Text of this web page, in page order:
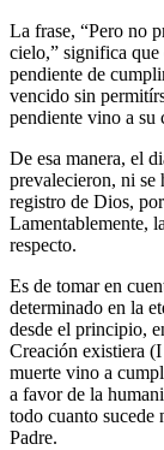
La frase, “Pero no
cielo,” significa que
pendiente de
vencido sin
pendiente vino a su
De esa manera, el
prevalecieron, ni se
registro de Dios,
Lamentablemente,
respecto.
Es de tomar en
determinado en la
desde el principio,
Creación existiera
muerte vino a
a favor de la
todo cuanto sucede
Padre.